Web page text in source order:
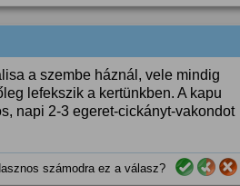
a szembe háznál, vele mindig
lefekszik a kertünkben. A kapu
napi 2-3 egeret-cickányt-vakondot
számodra ez a válasz?